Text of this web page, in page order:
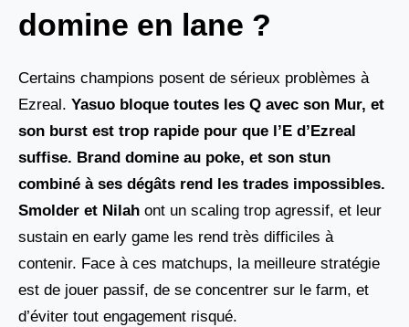
domine en lane ?
Certains champions posent de sérieux problèmes à
Ezreal. Yasuo bloque toutes les Q avec son Mur, et
son burst est trop rapide pour que l’E d’Ezreal
suffise. Brand domine au poke, et son stun
combiné à ses dégâts rend les trades impossibles.
Smolder et Nilah ont un scaling trop agressif, et leur
sustain en early game les rend très difficiles à
contenir. Face à ces matchups, la meilleure stratégie
est de jouer passif, de se concentrer sur le farm, et
d’éviter tout engagement risqué.